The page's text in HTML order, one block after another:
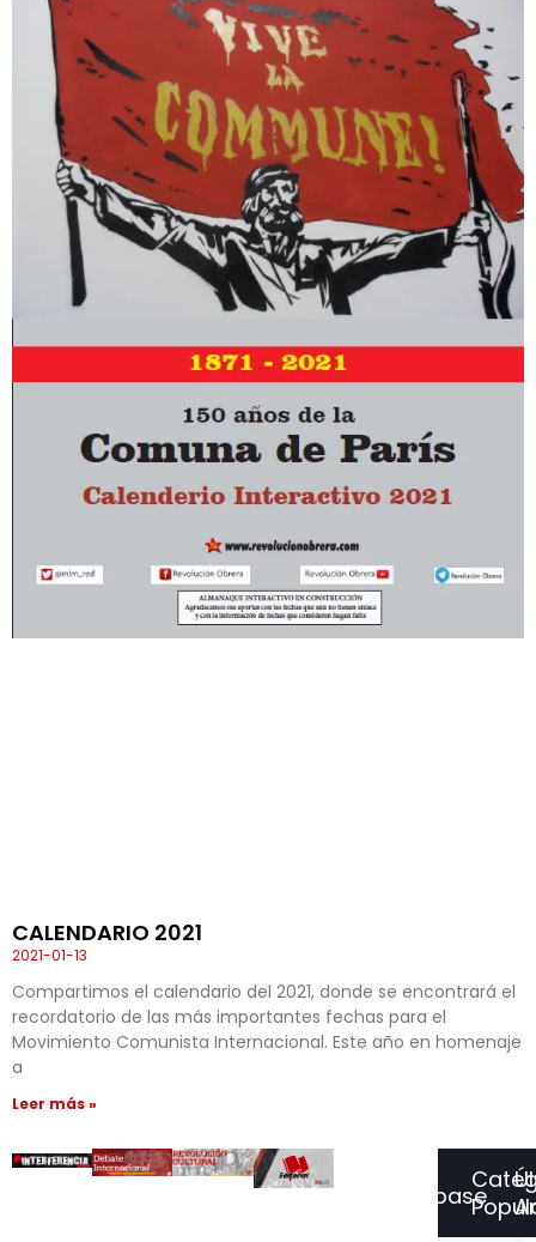
CALENDARIO 2021
2021-01-13
Compartimos el calendario del 2021, donde se encontrará el
recordatorio de las más importantes fechas para el
Movimiento Comunista Internacional. Este año en homenaje
a
Leer más »
Suscríbase